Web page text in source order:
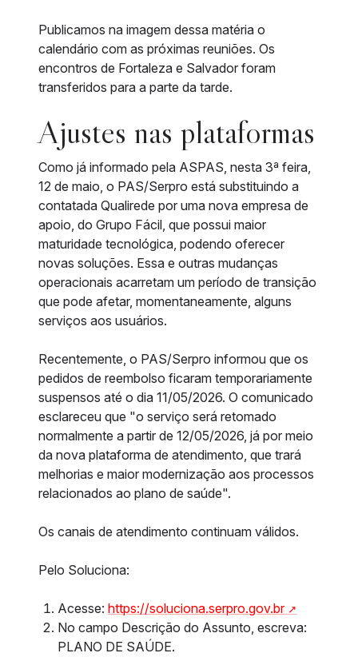
Publicamos na imagem dessa matéria o
calendário com as próximas reuniões. Os
encontros de Fortaleza e Salvador foram
transferidos para a parte da tarde.
Ajustes nas plataformas
Como já informado pela ASPAS, nesta 3ª feira,
12 de maio, o PAS/Serpro está substituindo a
contatada Qualirede por uma nova empresa de
apoio, do Grupo Fácil, que possui maior
maturidade tecnológica, podendo oferecer
novas soluções. Essa e outras mudanças
operacionais acarretam um período de transição
que pode afetar, momentaneamente, alguns
serviços aos usuários.
Recentemente, o PAS/Serpro informou que os
pedidos de reembolso ficaram temporariamente
suspensos até o dia 11/05/2026. O comunicado
esclareceu que "o serviço será retomado
normalmente a partir de 12/05/2026, já por meio
da nova plataforma de atendimento, que trará
melhorias e maior modernização aos processos
relacionados ao plano de saúde".
Os canais de atendimento continuam válidos.
Pelo Soluciona:
Acesse: https://soluciona.serpro.gov.br
No campo Descrição do Assunto, escreva:
PLANO DE SAÚDE.